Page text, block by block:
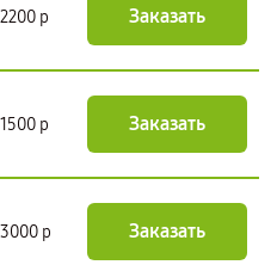
2200 р Заказать
1500 р Заказать
3000 р Заказать